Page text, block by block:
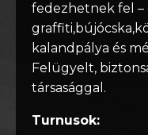
fedezhetnek fel –
kalandpálya és
Felügyelt,
társasággal.
Turnusok: